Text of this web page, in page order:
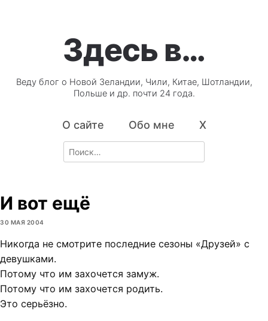
Здесь в…
Веду блог о Новой Зеландии, Чили, Китае, Шотландии,
Польше и др. почти 24 года.
О сайте Обо мне X
Search
for:
И вот ещё
30 МАЯ 2004
Никогда не смотрите последние сезоны «Друзей» с
девушками.
Потому что им захочется замуж.
Потому что им захочется родить.
Это серьёзно.